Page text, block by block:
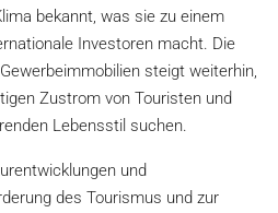
bekannt, was sie zu einem
Investoren macht. Die
steigt weiterhin,
Zustrom von Touristen und
Lebensstil suchen.
und
des Tourismus und zur